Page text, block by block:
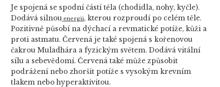
Je spojená se spodní částí těla (chodidla, nohy, kyčle).
Dodává silnouenergii, kterou rozproudí po celém těle.
Pozitivně působí na dýchací a revmatické potíže, kůži a
proti astmatu. Červená je také spojená s kořenovou
čakrou Muladhára a fyzickým světem. Dodává vitální
sílu a sebevědomí. Červená také může způsobit
podrážení nebo zhoršit potíže s vysokým krevním
tlakem nebo hyperaktivitou.